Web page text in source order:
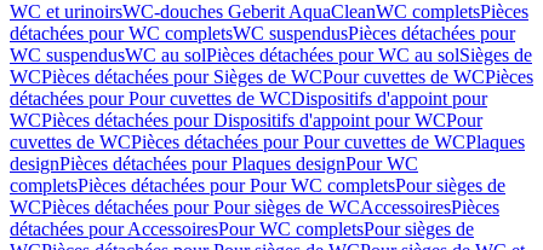
WC et urinoirsWC-douches Geberit AquaCleanWC completsPièces
détachées pour WC completsWC suspendusPièces détachées pour
WC suspendusWC au solPièces détachées pour WC au solSièges de
WCPièces détachées pour Sièges de WCPour cuvettes de WCPièces
détachées pour Pour cuvettes de WCDispositifs d'appoint pour
WCPièces détachées pour Dispositifs d'appoint pour WCPour
cuvettes de WCPièces détachées pour Pour cuvettes de WCPlaques
designPièces détachées pour Plaques designPour WC
completsPièces détachées pour Pour WC completsPour sièges de
WCPièces détachées pour Pour sièges de WCAccessoiresPièces
détachées pour AccessoiresPour WC completsPour sièges de